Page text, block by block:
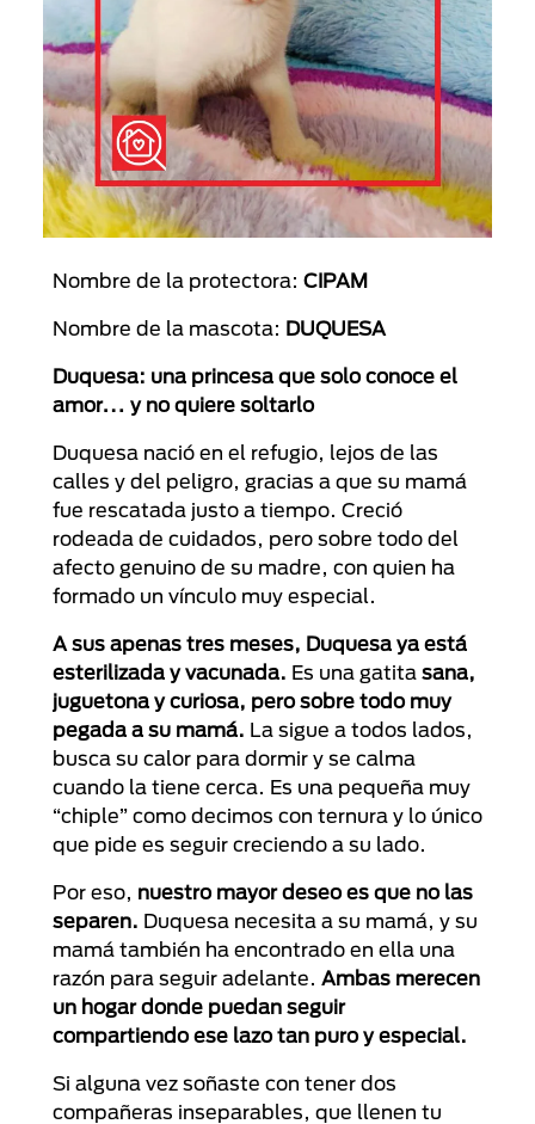
Nombre de la protectora: CIPAM
Nombre de la mascota: DUQUESA
Duquesa: una princesa que solo conoce el
amor… y no quiere soltarlo
Duquesa nació en el refugio, lejos de las
calles y del peligro, gracias a que su mamá
fue rescatada justo a tiempo. Creció
rodeada de cuidados, pero sobre todo del
afecto genuino de su madre, con quien ha
formado un vínculo muy especial.
A sus apenas tres meses, Duquesa ya está
esterilizada y vacunada. Es una gatita sana,
juguetona y curiosa, pero sobre todo muy
pegada a su mamá. La sigue a todos lados,
busca su calor para dormir y se calma
cuando la tiene cerca. Es una pequeña muy
“chiple” como decimos con ternura y lo único
que pide es seguir creciendo a su lado.
Por eso, nuestro mayor deseo es que no las
separen. Duquesa necesita a su mamá, y su
mamá también ha encontrado en ella una
razón para seguir adelante. Ambas merecen
un hogar donde puedan seguir
compartiendo ese lazo tan puro y especial.
Si alguna vez soñaste con tener dos
compañeras inseparables, que llenen tu